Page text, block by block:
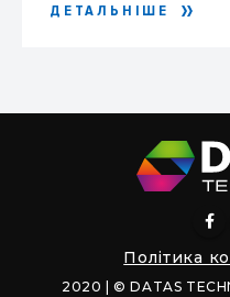
ДЕТАЛЬНІШЕ
Політика
2020 | © DATAS